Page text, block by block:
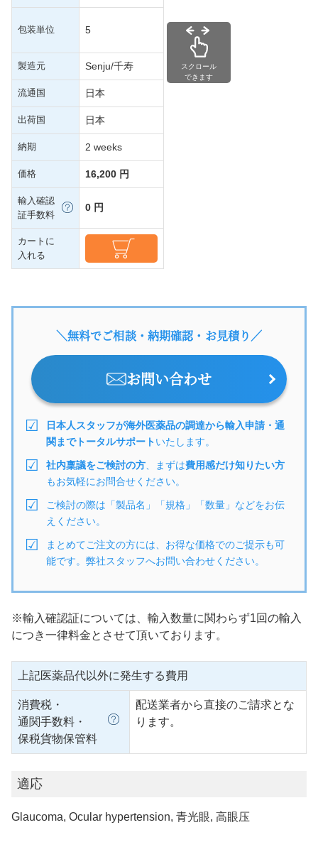
包装単位 5
製造元 Senju/千寿
流通国 日本
出荷国 日本
納期 2 weeks
価格 16,200 円
輸入確認
証手数料
0 円
カートに
入れる
スクロール
できます
＼無料でご相談・納期確認・お見積り／
お問い合わせ
日本人スタッフが海外医薬品の調達から輸入申請・通
関までトータルサポートいたします。
社内稟議をご検討の方 、まずは費用感だけ知りたい方
もお気軽にお問合せください。
ご検討の際は「製品名」「規格」「数量」などをお伝
えください。
まとめてご注文の方には、お得な価格でのご提示も可
能です。弊社スタッフへお問い合わせください。
※輸入確認証については、輸入数量に関わらず1回の輸入
につき一律料金とさせて頂いております。
上記医薬品代以外に発生する費用
消費税・
通関手数料・
保税貨物保管料
配送業者から直接のご請求とな
ります。
適応
Glaucoma, Ocular hypertension, 青光眼, 高眼压